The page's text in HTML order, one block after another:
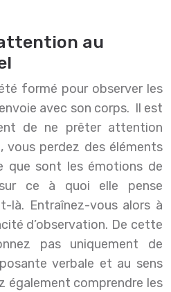
au
formé pour observer les
avec son corps. Il est
de ne prêter attention
vous perdez des éléments
que sont les émotions de
ce à quoi elle pense
là. Entraînez-vous alors à
d’observation. De cette
pas uniquement de
verbale et au sens
également comprendre les